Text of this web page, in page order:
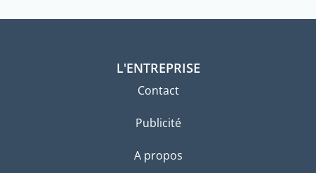
L'ENTREPRISE
Contact
Publicité
A propos